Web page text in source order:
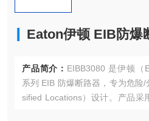
Eaton伊顿 EIB防爆
产品简介： EIBB3080 是伊顿（
系列 EIB 防爆断路器，专为危险
sified Locations）设计。产品采